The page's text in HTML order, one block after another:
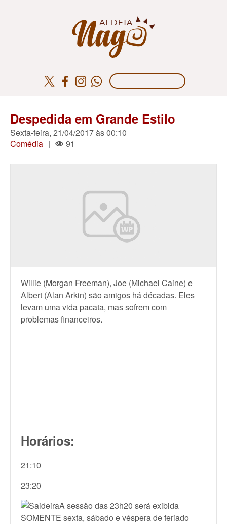
Despedida em Grande Estilo
Sexta-feira, 21/04/2017 às 00:10
Comédia | 91
Willie (Morgan Freeman), Joe (Michael Caine) e
Albert (Alan Arkin) são amigos há décadas. Eles
levam uma vida pacata, mas sofrem com
problemas financeiros.
Horários:
21:10
23:20
A sessão das 23h20 será exibida
SOMENTE sexta, sábado e véspera de feriado